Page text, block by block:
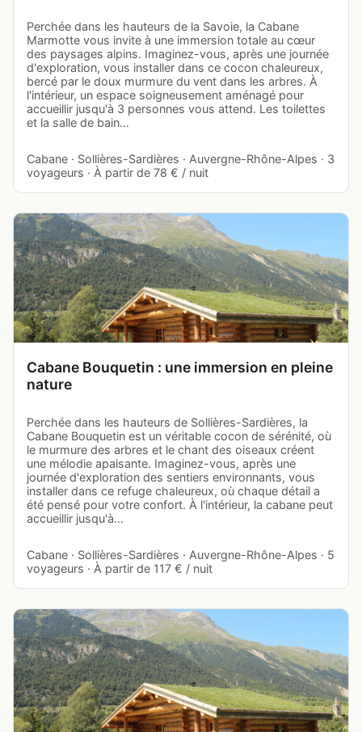
Perchée dans les hauteurs de la Savoie, la Cabane
Marmotte vous invite à une immersion totale au cœur
des paysages alpins. Imaginez-vous, après une journée
d'exploration, vous installer dans ce cocon chaleureux,
bercé par le doux murmure du vent dans les arbres. À
l'intérieur, un espace soigneusement aménagé pour
accueillir jusqu'à 3 personnes vous attend. Les toilettes
et la salle de bain…
Cabane · Sollières-Sardières · Auvergne-Rhône-Alpes · 3
voyageurs · À partir de 78 € / nuit
Cabane Bouquetin : une immersion en pleine
nature
Perchée dans les hauteurs de Sollières-Sardières, la
Cabane Bouquetin est un véritable cocon de sérénité, où
le murmure des arbres et le chant des oiseaux créent
une mélodie apaisante. Imaginez-vous, après une
journée d'exploration des sentiers environnants, vous
installer dans ce refuge chaleureux, où chaque détail a
été pensé pour votre confort. À l'intérieur, la cabane peut
accueillir jusqu'à…
Cabane · Sollières-Sardières · Auvergne-Rhône-Alpes · 5
voyageurs · À partir de 117 € / nuit